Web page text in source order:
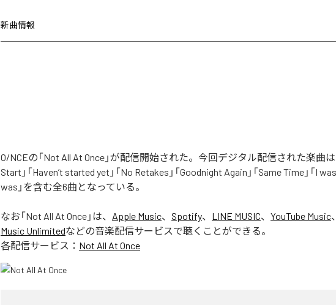
新曲情報
O/NCEの「Not All At Once」が配信開始された。今回デジタル配信された楽曲は
Start」「Haven’t started yet」「No Retakes」「Goodnight Again」「Same Time」「I
was」を含む全6曲となっている。
なお「Not All At Once 」は、 Apple Music、 Spotify、 LINE MUSIC、 YouTube Music、
Music Unlimitedなどの音楽配信サービスで聴くことができる。
各配信サービス： Not All At Once